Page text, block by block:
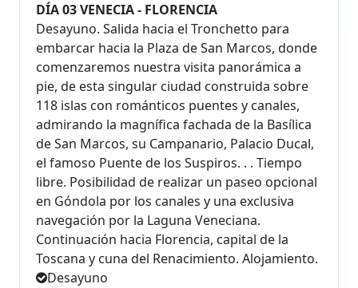
DÍA 03 VENECIA - FLORENCIA
Desayuno. Salida hacia el Tronchetto para
embarcar hacia la Plaza de San Marcos, donde
comenzaremos nuestra visita panorámica a
pie, de esta singular ciudad construida sobre
118 islas con románticos puentes y canales,
admirando la magnífica fachada de la Basílica
de San Marcos, su Campanario, Palacio Ducal,
el famoso Puente de los Suspiros. . . Tiempo
libre. Posibilidad de realizar un paseo opcional
en Góndola por los canales y una exclusiva
navegación por la Laguna Veneciana.
Continuación hacia Florencia, capital de la
Toscana y cuna del Renacimiento. Alojamiento.
Desayuno